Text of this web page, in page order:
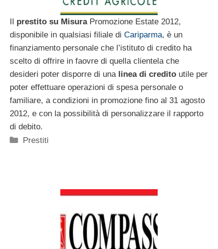
prestito su MisuraPromozione Estate 2012,
disponibile in qualsiasi filiale di Cariparma, è un
finanziamento personale che l’istituto di credito ha
scelto di offrire in faovre di quella clientela che
desideri poter disporre di una linea di credito utile per
poter effettuare operazioni di spesa personale o
familiare, a condizioni in promozione fino al 31 agosto
2012, e con la possibilità di personalizzare il rapporto
di debito.
Categorie
Prestiti